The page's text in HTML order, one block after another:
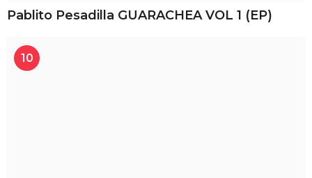
Pablito Pesadilla GUARACHEA VOL 1 (EP)
10